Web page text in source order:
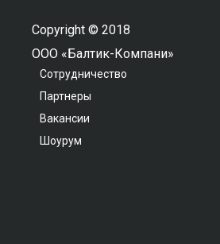
Copyright © 2018
ООО «Балтик-Компани»
Сотрудничество
Партнеры
Вакансии
Шоурум